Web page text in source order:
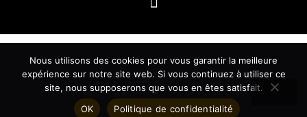
Nous utilisons des cookies pour vous garantir la meilleure
expérience sur notre site web. Si vous continuez à utiliser ce
site, nous supposerons que vous en êtes satisfait.
OK
Politique de confidentialité